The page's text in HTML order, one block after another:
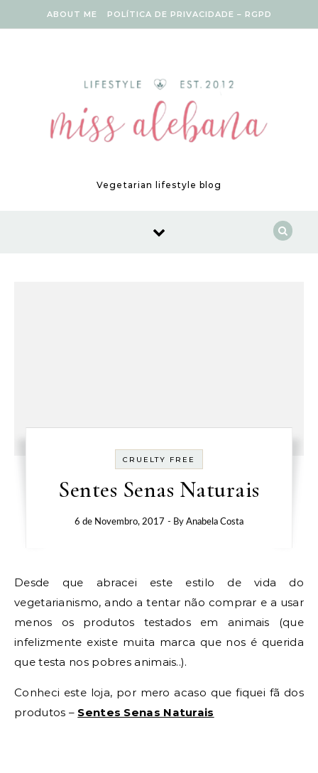
ABOUT ME POLÍTICA DE PRIVACIDADE – RGPD
Vegetarian lifestyle blog
CRUELTY FREE
Sentes Senas Naturais
6 de Novembro, 2017 - By Anabela Costa
Desde que abracei este estilo de vida do
vegetarianismo, ando a tentar não comprar e a usar
menos os produtos testados em animais (que
infelizmente existe muita marca que nos é querida
que testa nos pobres animais..).
Conheci este loja, por mero acaso que fiquei fã dos
produtos – Sentes Senas Naturais